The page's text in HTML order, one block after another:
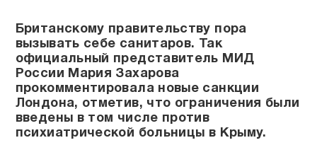
Британскому правительству пора
вызывать себе санитаров. Так
официальный представитель МИД
России Мария Захарова
прокомментировала новые санкции
Лондона, отметив, что ограничения были
введены в том числе против
психиатрической больницы в Крыму.